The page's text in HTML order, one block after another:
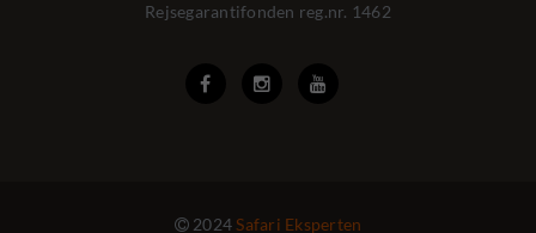
Rejsegarantifonden reg.nr. 1462
  
 2024Safari Eksperten